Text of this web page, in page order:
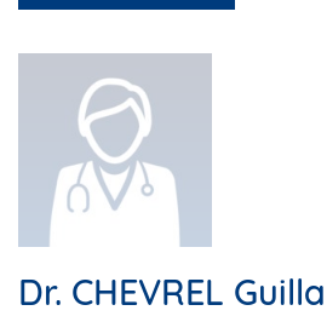
Dr. CHEVREL